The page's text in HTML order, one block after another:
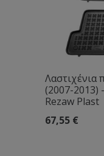
Λαστιχένια
(2007-2013)
Rezaw Plast
67,55 €